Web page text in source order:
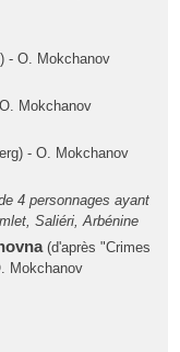
- O. Mokchanov
Mokchanov
- O. Mokchanov
4 personnages ayant
Saliéri, Arbénine
(d'après "Crimes
Mokchanov